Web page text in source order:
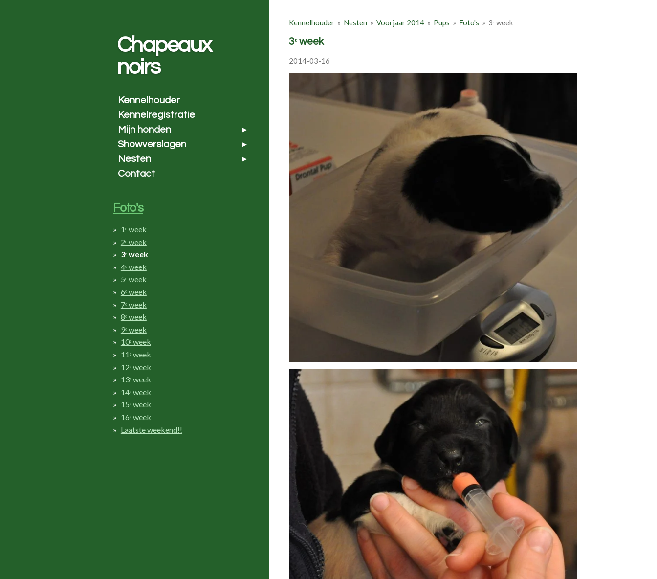
Kennelhouder » Nesten » Voorjaar 2014 » Pups » Foto's » 3ᵉ week
3ᵉ week
2014-03-16
Chapeaux
noirs
Kennelhouder
Kennelregistratie
Mijn honden
Showverslagen
Nesten
Contact
Foto's
1ᵉ week
2ᵉ week
3ᵉ week
4ᵉ week
5ᵉ week
6ᵉ week
7ᵉ week
8ᵉ week
9ᵉ week
10ᵉ week
11ᵉ week
12ᵉ week
13ᵉ week
14ᵉ week
15ᵉ week
16ᵉ week
Laatste weekend!!